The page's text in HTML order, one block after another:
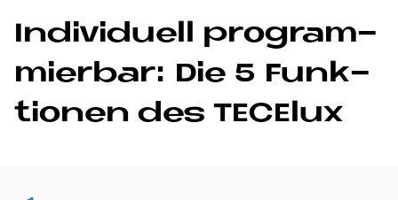
In­di­vi­du­ell pro­gram­
mier­bar: Die 5 Funk­
tio­nen des TE­CE­lux